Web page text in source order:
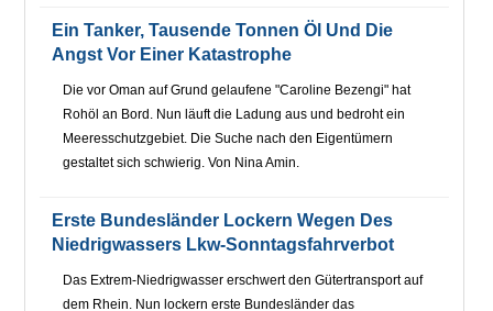
Ein Tanker, Tausende Tonnen Öl Und Die
Angst Vor Einer Katastrophe
Die vor Oman auf Grund gelaufene "Caroline Bezengi" hat
Rohöl an Bord. Nun läuft die Ladung aus und bedroht ein
Meeresschutzgebiet. Die Suche nach den Eigentümern
gestaltet sich schwierig. Von Nina Amin.
Erste Bundesländer Lockern Wegen Des
Niedrigwassers Lkw-Sonntagsfahrverbot
Das Extrem-Niedrigwasser erschwert den Gütertransport auf
dem Rhein. Nun lockern erste Bundesländer das